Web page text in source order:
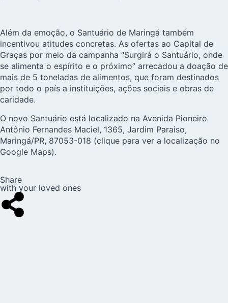
Além da emoção, o Santuário de Maringá também
incentivou atitudes concretas. As ofertas ao Capital de
Graças por meio da campanha “Surgirá o Santuário, onde
se alimenta o espírito e o próximo” arrecadou a doação de
mais de 5 toneladas de alimentos, que foram destinados
por todo o país a instituições, ações sociais e obras de
caridade.
O novo Santuário está localizado na Avenida Pioneiro
Antônio Fernandes Maciel, 1365, Jardim Paraiso,
Maringá/PR, 87053-018 (clique para ver a localização no
Google Maps).
Share
with your loved ones